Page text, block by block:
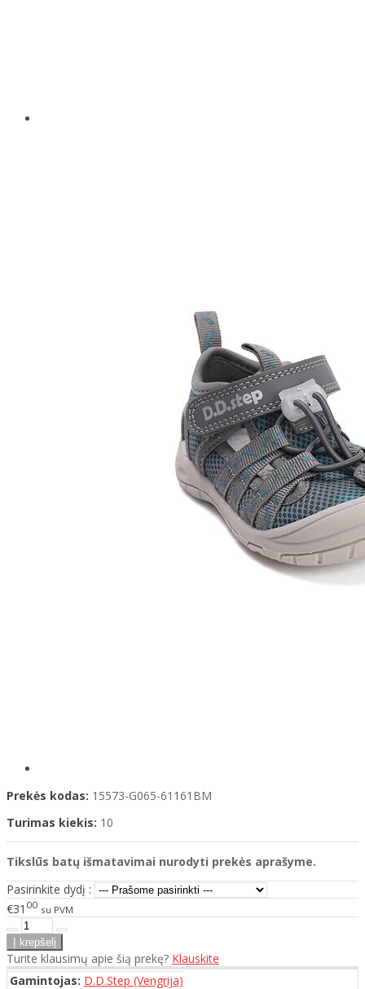
Prekės kodas: 15573-G065-61161BM
Turimas kiekis: 10
Tikslūs batų išmatavimai nurodyti prekės aprašyme.
Pasirinkite dydį :
€31 00 su PVM
Turite klausimų apie šią prekę? Klauskite
Gamintojas: D.D.Step (Vengrija)